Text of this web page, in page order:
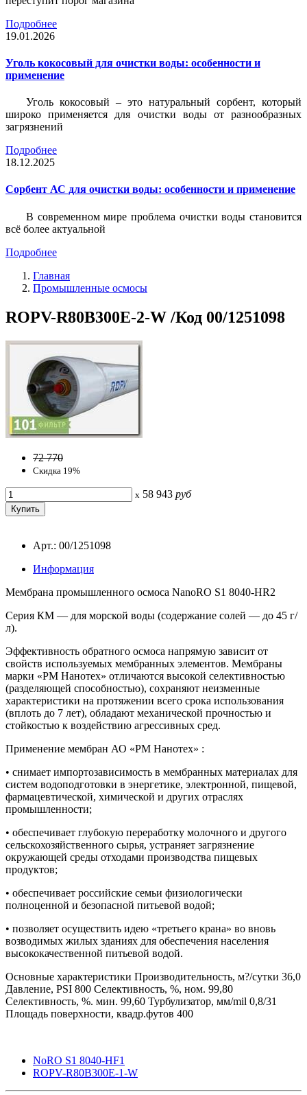
Подробнее
19.01.2026
Уголь кокосовый для очистки воды: особенности и
применение
Уголь кокосовый – это натуральный сорбент, который
широко применяется для очистки воды от разнообразных
загрязнений
Подробнее
18.12.2025
Сорбент АС для очистки воды: особенности и применение
В современном мире проблема очистки воды становится
всё более актуальной
Подробнее
Главная
Промышленные осмосы
ROPV-R80B300E-2-W /Код 00/1251098
72 770
Скидка 19%
x 58 943 руб
Арт.: 00/1251098
Информация
Мембрана промышленного осмоса NanoRO S1 8040-HR2
Серия КМ — для морской воды (содержание солей — до 45 г/
л).
Эффективность обратного осмоса напрямую зависит от
свойств используемых мембранных элементов. Мембраны
марки «РМ Нанотех» отличаются высокой селективностью
(разделяющей способностью), сохраняют неизменные
характеристики на протяжении всего срока использования
(вплоть до 7 лет), обладают механической прочностью и
стойкостью к воздействию агрессивных сред.
Применение мембран АО «РМ Нанотех» :
• снимает импортозависимость в мембранных материалах для
систем водоподготовки в энергетике, электронной, пищевой,
фармацевтической, химической и других отраслях
промышленности;
• обеспечивает глубокую переработку молочного и другого
сельскохозяйственного сырья, устраняет загрязнение
окружающей среды отходами производства пищевых
продуктов;
• обеспечивает российские семьи физиологически
полноценной и безопасной питьевой водой;
• позволяет осуществить идею «третьего крана» во вновь
возводимых жилых зданиях для обеспечения населения
высококачественной питьевой водой.
Основные характеристики Производительность, м?/сутки 36,0
Давление, PSI 800 Селективность, %, ном. 99,80
Селективность, %. мин. 99,60 Турбулизатор, мм/mil 0,8/31
Площадь поверхности, квадр.футов 400
NoRO S1 8040-HF1
ROPV-R80B300E-1-W